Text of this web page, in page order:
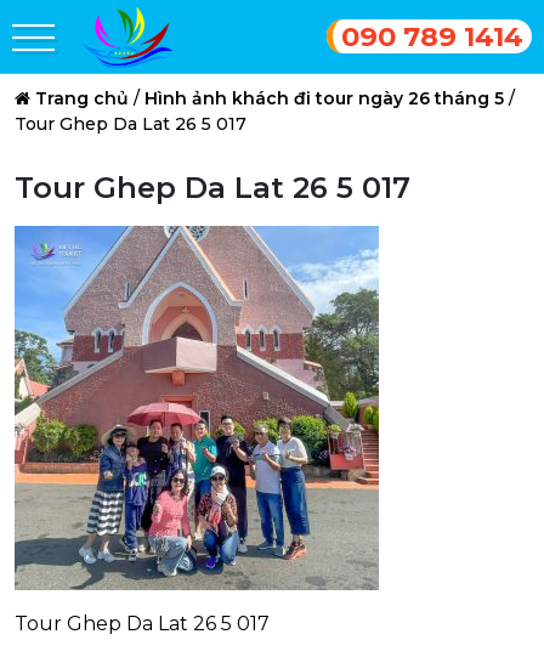
090 789 1414
Trang chủ / Hình ảnh khách đi tour ngày 26 tháng 5 /
Tour Ghep Da Lat 26 5 017
Tour Ghep Da Lat 26 5 017
Tour Ghep Da Lat 26 5 017